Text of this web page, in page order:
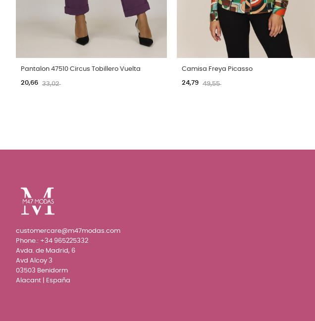
Pantalon 47510 Circus Tobillero Vuelta
33,02
20,66
Camisa Freya Picasso
49,55
24,79
customercare@m47modas.com
Phone.: +34 965225332
Avda. de Madrid, 6
Avd Alcoy 3
03503 Benidorm
Alacant | España